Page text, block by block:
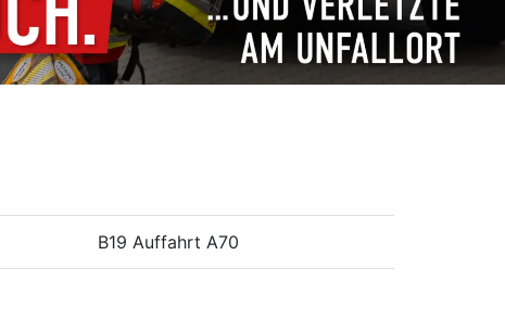
B19 Auffahrt A70